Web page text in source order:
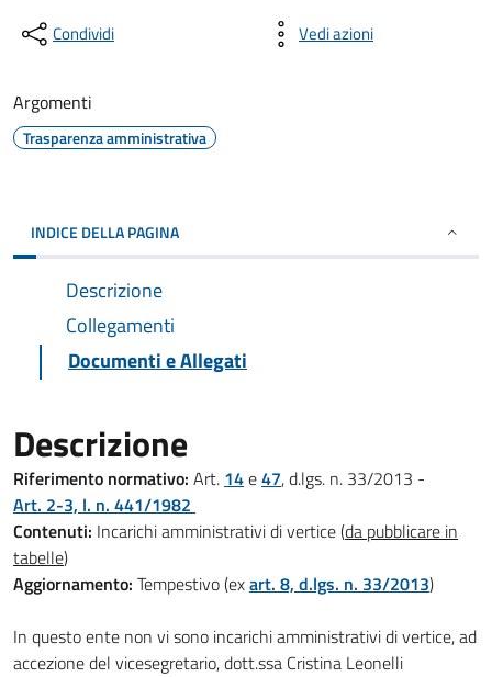
Condividi Vedi azioni
Argomenti
Trasparenza amministrativa
INDICE DELLA PAGINA
Descrizione
Collegamenti
Documenti e Allegati
Descrizione
Riferimento normativo: Art. 14e47, d.lgs. n. 33/2013 -
Art. 2-3, l. n. 441/1982
Contenuti: Incarichi amministrativi di vertice (da pubblicare in
tabelle)
Aggiornamento: Tempestivo (exart. 8, d.lgs. n. 33/2013)
In questo ente non vi sono incarichi amministrativi di vertice, ad
accezione del vicesegretario, dott.ssa Cristina Leonelli